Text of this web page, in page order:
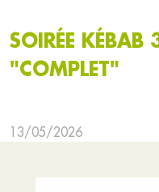
SOIRÉE
"COMPLET"
13/05/2026